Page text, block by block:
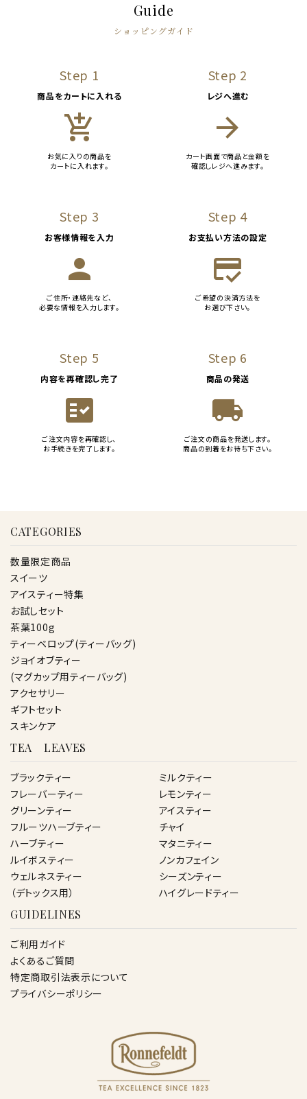
Guide
ショッピングガイド
Step 1
商品をカートに入れる
add_shopping_cart
お気に入りの商品を
カートに入れます。
Step 2
レジへ進む
arrow_forward
カート画面で商品と金額を
確認しレジへ進みます。
Step 3
お客様情報を入力
person
ご住所・連絡先など、
必要な情報を入力します。
Step 4
お支払い方法の設定
credit_score
ご希望の決済方法を
お選び下さい。
Step 5
内容を再確認し完了
fact_check
ご注文内容を再確認し、
お手続きを完了します。
Step 6
商品の発送
local_shipping
ご注文の商品を発送します。
商品の到着をお待ち下さい。
CATEGORIES
数量限定商品
スイーツ
アイスティー特集
お試しセット
茶葉100g
ティーベロップ(ティーバッグ)
ジョイオブティー
(マグカップ用ティーバッグ)
アクセサリー
ギフトセット
スキンケア
TEA LEAVES
ブラックティー
フレーバーティー
グリーンティー
フルーツハーブティー
ハーブティー
ルイボスティー
ウェルネスティー
（デトックス用）
ミルクティー
レモンティー
アイスティー
チャイ
マタニティー
ノンカフェイン
シーズンティー
ハイグレードティー
GUIDELINES
ご利用ガイド
よくあるご質問
特定商取引法表示について
プライバシーポリシー